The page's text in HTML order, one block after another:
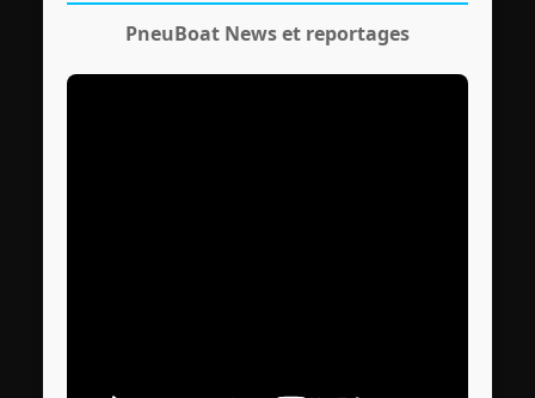
PneuBoat News et reportages